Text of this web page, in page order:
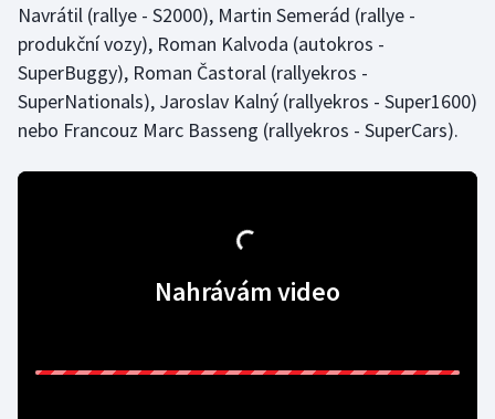
Triatlon
Veslování
Vodní slalom
Navrátil (rallye - S2000), Martin Semerád (rallye -
produkční vozy), Roman Kalvoda (autokros -
SuperBuggy), Roman Častoral (rallyekros -
SuperNationals), Jaroslav Kalný (rallyekros - Super1600)
nebo Francouz Marc Basseng (rallyekros - SuperCars).
Nahrávám video